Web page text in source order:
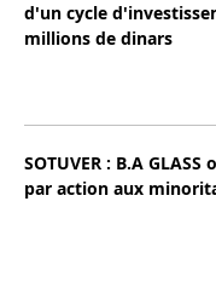
d'un cycle
millions de dinars
SOTUVER : B.A
par action aux